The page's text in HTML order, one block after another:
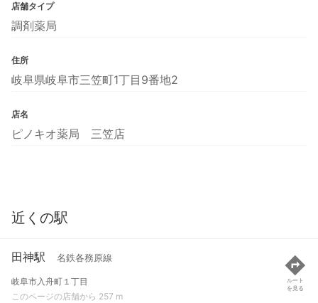
店舗タイプ
調剤薬局
住所
岐阜県岐阜市三笠町1丁目9番地2
店名
ピノキオ薬局 三笠店
近くの駅
田神駅 名鉄各務原線
岐阜市入舟町１丁目
このページの店舗から 257 m
ルート
を見る